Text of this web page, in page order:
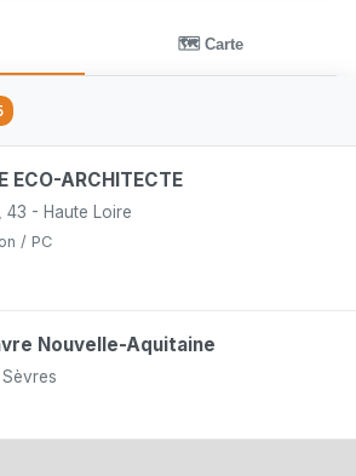
🗺️ Carte
ECO-ARCHITECTE
43 - Haute Loire
/ PC
Nouvelle-Aquitaine